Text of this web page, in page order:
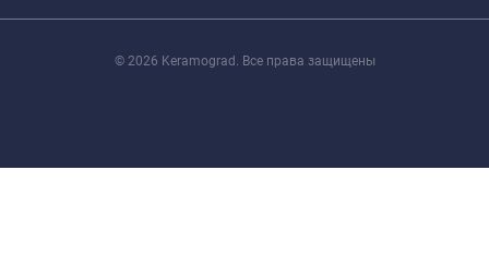
© 2026 Keramograd. Все права защищены